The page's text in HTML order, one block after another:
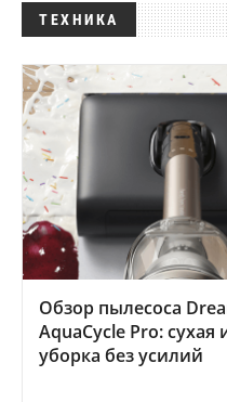
ТЕХНИКА
Обзор пылесоса
AquaCycle Pro: сухая
уборка без усилий